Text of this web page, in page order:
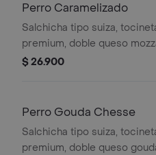
Perro Caramelizado
Salchicha tipo suiza,
premium, doble queso
queso americano, salsas de
$ 26.900
Perro Gouda Chesse
Salchicha tipo suiza,
premium, doble queso